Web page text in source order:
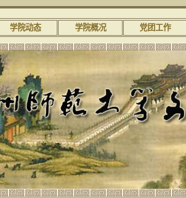
学院动态 学院概况 党团工作